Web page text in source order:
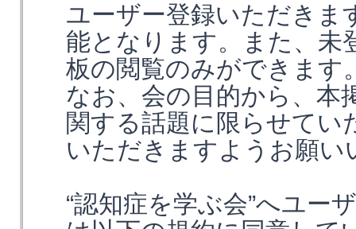
ユーザー登録いただきま
能となります。また、未
板の閲覧のみができます
なお、会の目的から、本
関する話題に限らせて
いただきますようお願い
“認知症を学ぶ会”へユー